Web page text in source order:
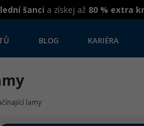
šanci a získej až 80 % extra
BLOG KARIÉRA
lamy